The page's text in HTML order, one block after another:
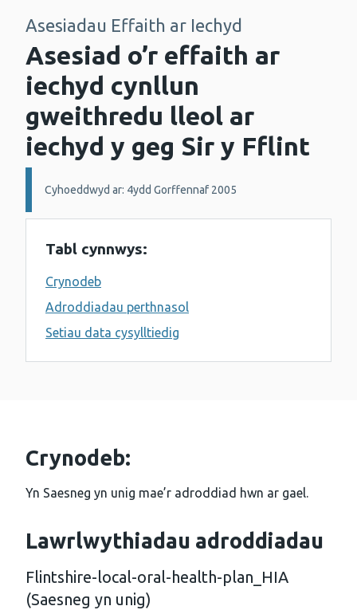
Asesiadau Effaith ar Iechyd
Asesiad o’r effaith ar
iechyd cynllun
gweithredu lleol ar
iechyd y geg Sir y Fflint
Manylion:
Cyhoeddwyd ar: 4ydd Gorffennaf 2005
Tabl cynnwys:
Crynodeb
Adroddiadau perthnasol
Setiau data cysylltiedig
Crynodeb:
Yn Saesneg yn unig mae’r adroddiad hwn ar gael.
Lawrlwythiadau adroddiadau
Flintshire-local-oral-health-plan_HIA
(Saesneg yn unig)